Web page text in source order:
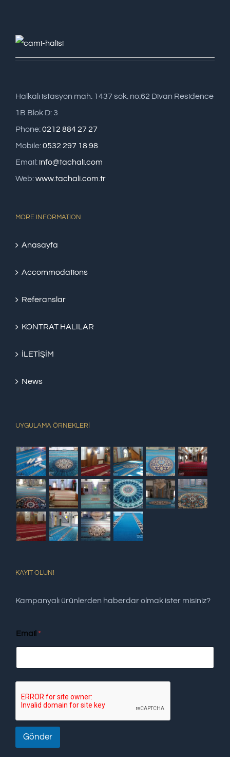
Halkalı istasyon mah. 1437 sok. no:62 Divan Residence
1B Blok D: 3
Phone:0212 884 27 27
Mobile:0532 297 18 98
Email: info@tachali.com
Web:www.tachali.com.tr
MORE INFORMATION
Anasayfa
Accommodations
Referanslar
KONTRAT HALILAR
İLETİŞİM
News
UYGULAMA ÖRNEKLERİ
KAYIT OLUN!
Kampanyalı ürünlerden haberdar olmak ister misiniz?
Email *
Gönder